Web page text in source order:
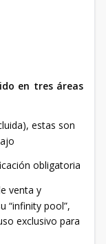
en tres áreas
estas son
obligatoria
venta y
“infinity pool”,
exclusivo para